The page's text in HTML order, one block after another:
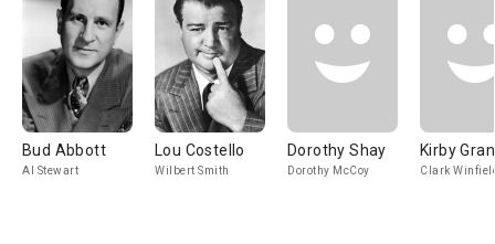
Bud Abbott
Al Stewart
Lou Costello
Wilbert Smith
Dorothy Shay
Dorothy McCoy
Kirby
Clark